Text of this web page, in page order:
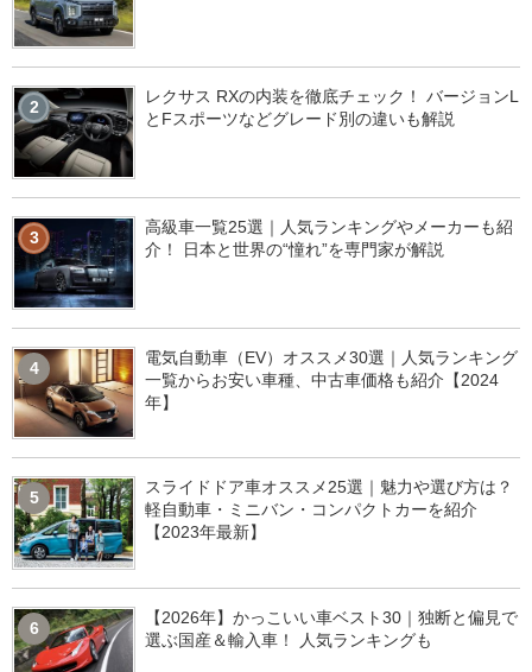
2
レクサス RXの内装を徹底チェック！ バージョンL
とFスポーツなどグレード別の違いも解説
3
高級車一覧25選｜人気ランキングやメーカーも紹
介！ 日本と世界の“憧れ”を専門家が解説
4
電気自動車（EV）オススメ30選｜人気ランキング
一覧からお安い車種、中古車価格も紹介【2024
年】
5
スライドドア車オススメ25選｜魅力や選び方は？
軽自動車・ミニバン・コンパクトカーを紹介
【2023年最新】
6
【2026年】かっこいい車ベスト30｜独断と偏見で
選ぶ国産＆輸入車！ 人気ランキングも